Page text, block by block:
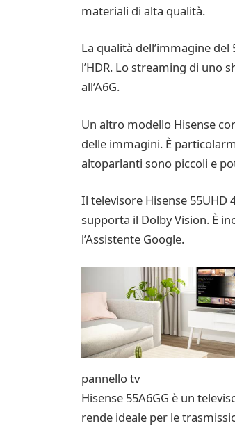
materiali di alta qualità.
La qualità dell’immagine
l’HDR. Lo streaming di uno
all’A6G.
Un altro modello Hisense
delle immagini. È
altoparlanti sono piccoli e
Il televisore Hisense 55UHD
supporta il Dolby Vision. È
l’Assistente Google.
pannello tv
Hisense 55A6GG è un
rende ideale per le